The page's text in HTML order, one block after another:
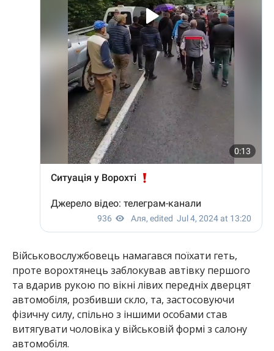
Військовослужбовець намагався поїхати геть,
проте ворохтянець заблокував автівку першого
та вдарив рукою по вікні лівих передніх дверцят
автомобіля, розбивши скло, та, застосовуючи
фізичну силу, спільно з іншими особами став
витягувати чоловіка у військовій формі з салону
автомобіля.